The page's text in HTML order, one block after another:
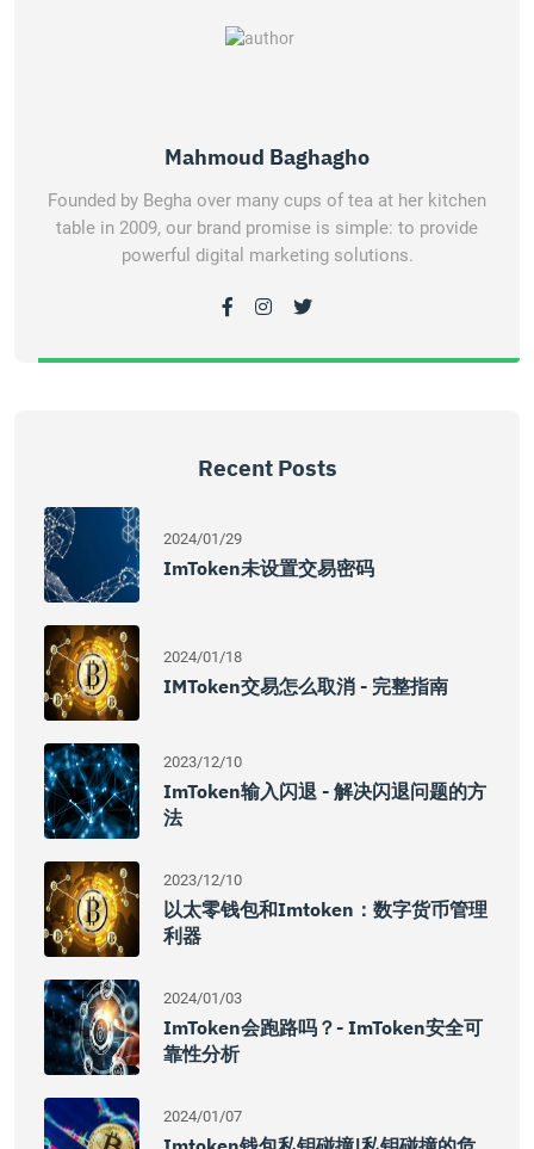
Mahmoud Baghagho
Founded by Begha over many cups of tea at her kitchen
table in 2009, our brand promise is simple: to provide
powerful digital marketing solutions.
Recent Posts
2024/01/29
ImToken未设置交易密码
2024/01/18
IMToken交易怎么取消 - 完整指南
2023/12/10
ImToken输入闪退 - 解决闪退问题的方
法
2023/12/10
以太零钱包和imtoken：数字货币管理
利器
2024/01/03
ImToken会跑路吗？- ImToken安全可
靠性分析
2024/01/07